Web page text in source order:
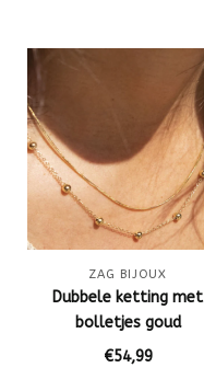
ZAG BIJOUX
Dubbele ketting met
bolletjes goud
€54,99